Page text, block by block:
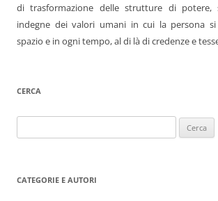
di trasformazione delle strutture di potere,
indegne dei valori umani in cui la persona
spazio e in ogni tempo, al di là di credenze e
CERCA
per:
CATEGORIE E AUTORI